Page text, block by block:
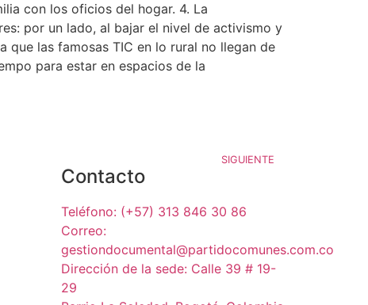
con los oficios del hogar. 4. La
por un lado, al bajar el nivel de activismo y
las famosas TIC en lo rural no llegan de
para estar en espacios de la
SIGUIENTE
Contacto
Teléfono: (+57) 313 846 30 86
Correo:
gestiondocumental@partidocomunes.com.co
Dirección de la sede: Calle 39 # 19-
29